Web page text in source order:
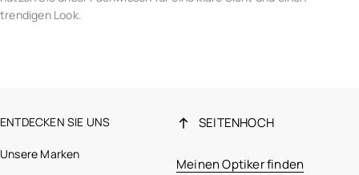
trendigen Look.
ENTDECKEN SIE UNS
Unsere Marken
SEITENHOCH
Meinen Optiker finden